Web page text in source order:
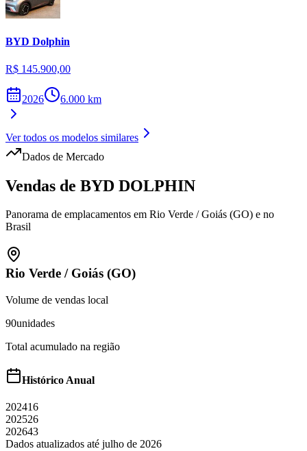
BYD Dolphin
R$ 145.900,00
2026 6.000 km
Ver todos os modelos similares
Dados de Mercado
Vendas de BYD DOLPHIN
Panorama de emplacamentos em Rio Verde / Goiás (GO) e no
Brasil
Rio Verde / Goiás (GO)
Volume de vendas local
90unidades
Total acumulado na região
Histórico Anual
202416
202526
202643
Dados atualizados até julho de 2026